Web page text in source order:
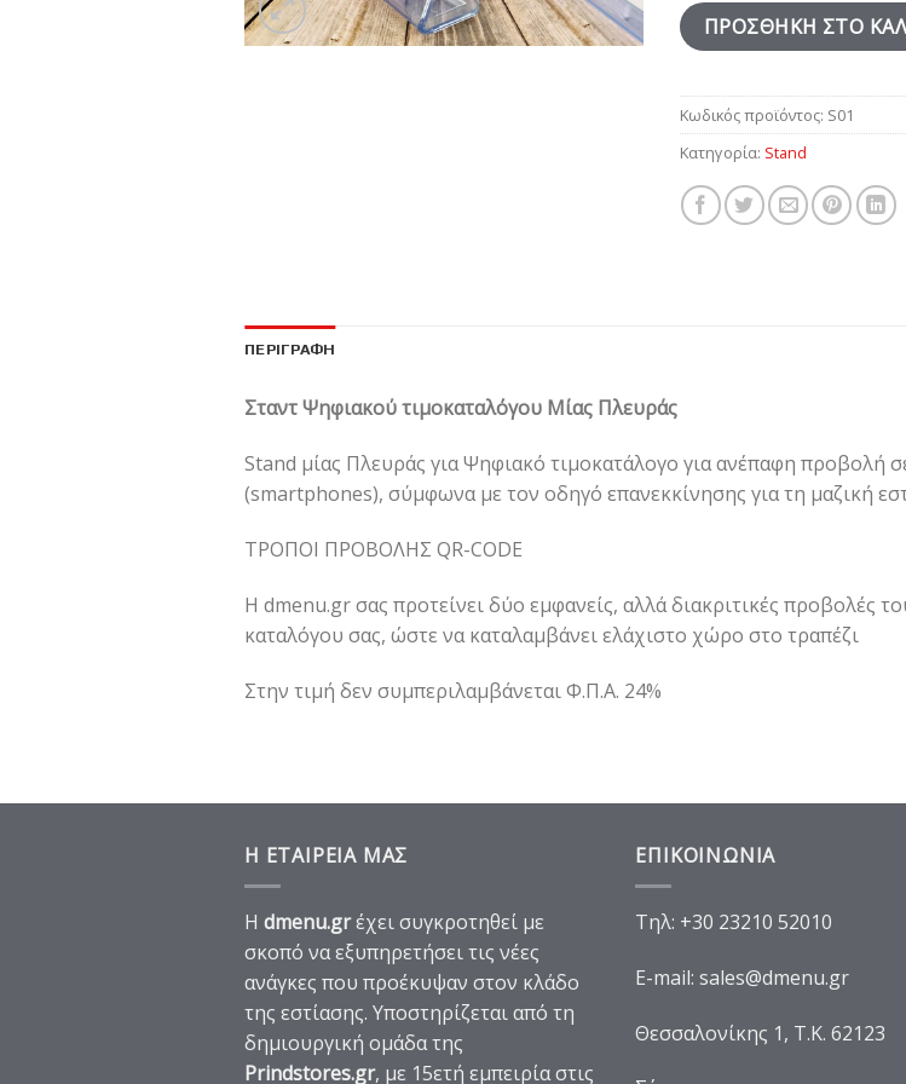
ΠΡΟΣΘΉΚΗ ΣΤΟ
Κωδικός προϊόντος: S01
Κατηγορία: Stand
ΠΕΡΙΓΡΑΦΉ
Σταντ Ψηφιακού τιμοκαταλόγου Μίας Πλευράς
Stand μίας Πλευράς για Ψηφιακό τιμοκατάλογο για ανέπαφη προβολή
(smartphones), σύμφωνα με τον οδηγό επανεκκίνησης για τη μαζική
ΤΡΟΠΟΙ ΠΡΟΒΟΛΗΣ QR-CODE
Η dmenu.gr σας προτείνει δύο εμφανείς, αλλά διακριτικές προβολές
καταλόγου σας, ώστε να καταλαμβάνει ελάχιστο χώρο στο τραπέζι
Στην τιμή δεν συμπεριλαμβάνεται Φ.Π.Α. 24%
Η ΕΤΑΙΡΕΙΑ ΜΑΣ
Η dmenu.grέχει συγκροτηθεί με
σκοπό να εξυπηρετήσει τις νέες
ανάγκες που προέκυψαν στον κλάδο
της εστίασης. Υποστηρίζεται από τη
δημιουργική ομάδα της
Prindstores.gr, με 15ετή εμπειρία στις
ΕΠΙΚΟΙΝΩΝΙΑ
Τηλ: +30 23210 52010
E-mail:sales@dmenu.gr
Θεσσαλονίκης 1, Τ.Κ. 62123